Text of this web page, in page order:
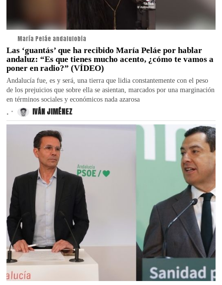
María Peláe andalufobia
Las ‘guantás’ que ha recibido María Peláe por hablar
andaluz: “Es que tienes mucho acento, ¿cómo te vamos a
poner en radio?” (VÍDEO)
Andalucía fue, es y será, una tierra que lidia constantemente con el peso
de los prejuicios que sobre ella se asientan, marcados por una marginación
en términos sociales y económicos nada azarosa
. IVÁN JIMÉNEZ